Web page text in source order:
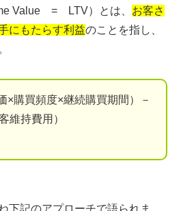
Value = LTV）とは、 お客さ
にもたらす利益のことを指し、
×購買頻度×継続購買期間）－
維持費用）
下記のアプローチで語られま